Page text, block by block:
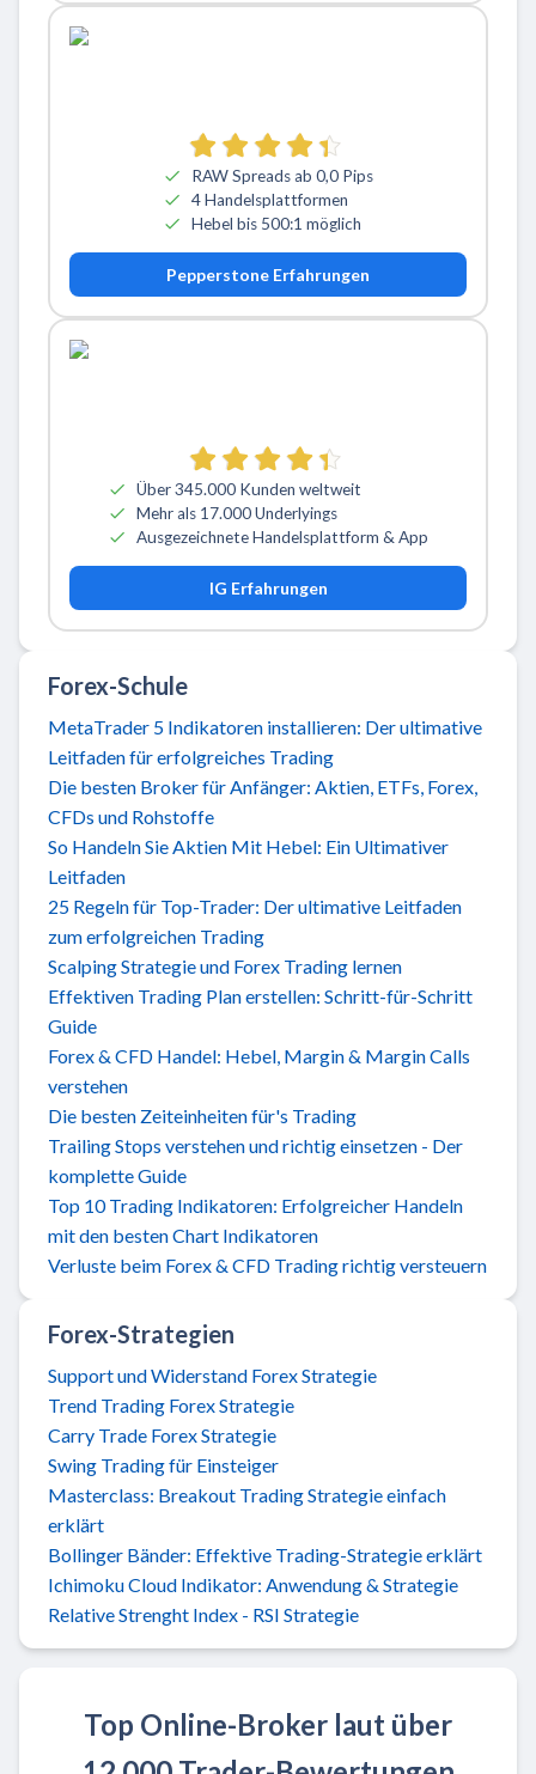
RAW Spreads ab 0,0 Pips
4 Handelsplattformen
Hebel bis 500:1 möglich
Pepperstone Erfahrungen
Über 345.000 Kunden weltweit
Mehr als 17.000 Underlyings
Ausgezeichnete Handelsplattform & App
IG Erfahrungen
Forex-Schule
MetaTrader 5 Indikatoren installieren: Der ultimative
Leitfaden für erfolgreiches Trading
Die besten Broker für Anfänger: Aktien, ETFs, Forex,
CFDs und Rohstoffe
So Handeln Sie Aktien Mit Hebel: Ein Ultimativer
Leitfaden
25 Regeln für Top-Trader: Der ultimative Leitfaden
zum erfolgreichen Trading
Scalping Strategie und Forex Trading lernen
Effektiven Trading Plan erstellen: Schritt-für-Schritt
Guide
Forex & CFD Handel: Hebel, Margin & Margin Calls
verstehen
Die besten Zeiteinheiten für's Trading
Trailing Stops verstehen und richtig einsetzen - Der
komplette Guide
Top 10 Trading Indikatoren: Erfolgreicher Handeln
mit den besten Chart Indikatoren
Verluste beim Forex & CFD Trading richtig versteuern
Forex-Strategien
Support und Widerstand Forex Strategie
Trend Trading Forex Strategie
Carry Trade Forex Strategie
Swing Trading für Einsteiger
Masterclass: Breakout Trading Strategie einfach
erklärt
Bollinger Bänder: Effektive Trading-Strategie erklärt
Ichimoku Cloud Indikator: Anwendung & Strategie
Relative Strenght Index - RSI Strategie
Top Online-Broker laut über